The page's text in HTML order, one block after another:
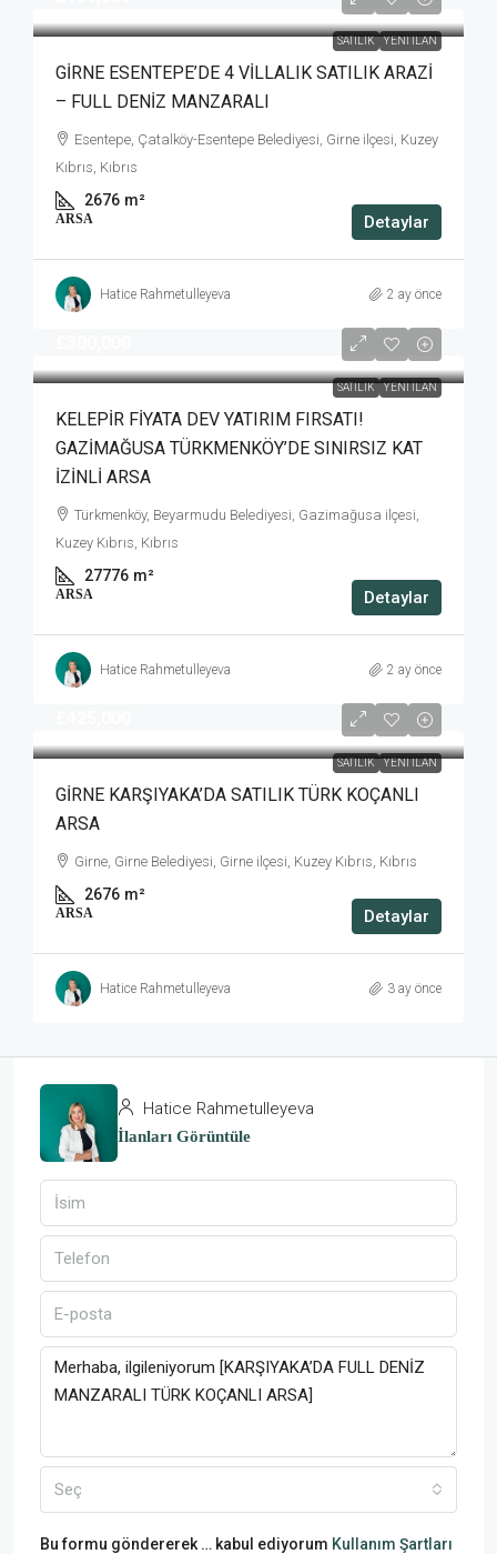
SATILIK YENI İLAN
GİRNE ESENTEPE’DE 4 VİLLALIK SATILIK ARAZİ
– FULL DENİZ MANZARALI
Esentepe, Çatalköy-Esentepe Belediyesi, Girne ilçesi, Kuzey
Kıbrıs, Kıbrıs
2676 m²
ARSA Detaylar
Hatice Rahmetulleyeva 2 ay önce
SATILIK YENI İLAN
KELEPİR FİYATA DEV YATIRIM FIRSATI!
GAZİMAĞUSA TÜRKMENKÖY’DE SINIRSIZ KAT
İZİNLİ ARSA
Türkmenköy, Beyarmudu Belediyesi, Gazimağusa ilçesi,
Kuzey Kıbrıs, Kıbrıs
27776 m²
ARSA Detaylar
Hatice Rahmetulleyeva 2 ay önce
SATILIK YENI İLAN
GİRNE KARŞIYAKA’DA SATILIK TÜRK KOÇANLI
ARSA
Girne, Girne Belediyesi, Girne ilçesi, Kuzey Kıbrıs, Kıbrıs
2676 m²
ARSA Detaylar
Hatice Rahmetulleyeva 3 ay önce
Hatice Rahmetulleyeva
İlanları Görüntüle
Seç
Bu formu göndererek … kabul ediyorum Kullanım Şartları